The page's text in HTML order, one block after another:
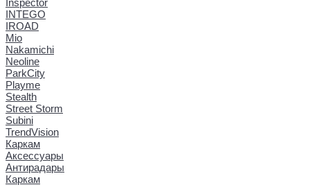
INTEGO
IROAD
Mio
Nakamichi
Neoline
ParkCity
Playme
Stealth
Street Storm
Subini
TrendVision
Каркам
Аксессуары
Антирадары
Каркам